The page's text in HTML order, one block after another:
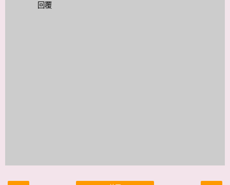
回覆